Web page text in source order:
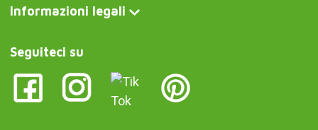
Informazioni legali
Seguiteci su